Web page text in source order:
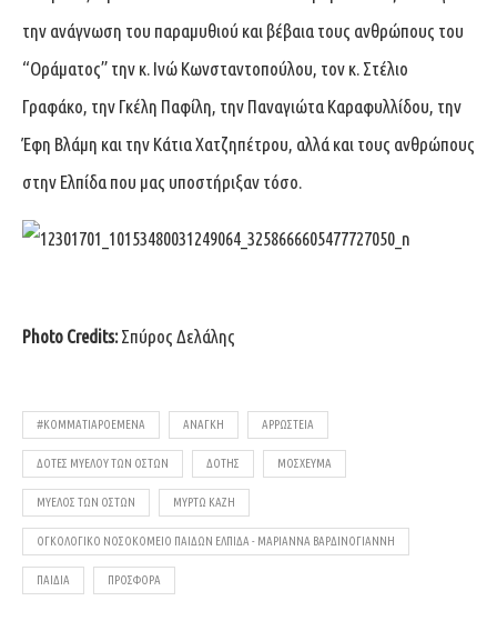
την ανάγνωση του παραμυθιού και βέβαια τους ανθρώπους του
“Οράματος” την κ. Ινώ Κωνσταντοπούλου, τον κ. Στέλιο
Γραφάκο, την Γκέλη Παφίλη, την Παναγιώτα Καραφυλλίδου, την
Έφη Βλάμη και την Κάτια Χατζηπέτρου, αλλά και τους ανθρώπους
στην Ελπίδα που μας υποστήριξαν τόσο.
Photo Credits:Σπύρος Δελάλης
#KOMMATIAPOEMENA ΑΝΆΓΚΗ ΑΡΡΩΣΤΕΙΑ
ΔΌΤΕΣ ΜΥΕΛΟΎ ΤΩΝ ΟΣΤΏΝ ΔΌΤΗΣ ΜΌΣΧΕΥΜΑ
ΜΥΕΛΌΣ ΤΩΝ ΟΣΤΏΝ ΜΥΡΤΏ ΚΆΖΗ
ΟΓΚΟΛΟΓΙΚΌ ΝΟΣΟΚΟΜΕΊΟ ΠΑΊΔΩΝ ΕΛΠΊΔΑ - ΜΑΡΙΆΝΝΑ ΒΑΡΔΙΝΟΓΙΆΝΝΗ
ΠΑΙΔΙΆ ΠΡΟΣΦΟΡΆ